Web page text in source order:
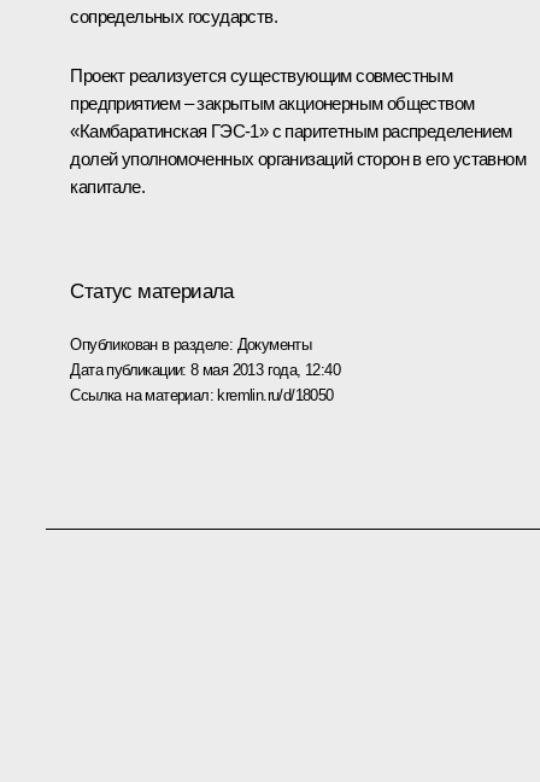
сопредельных государств.
Проект реализуется существующим совместным
предприятием – закрытым акционерным обществом
«Камбаратинская ГЭС-1» с паритетным распределением
долей уполномоченных организаций сторон в его уставном
капитале.
Статус материала
Опубликован в разделе: Документы
Дата публикации:8 мая 2013 года, 12:40
Ссылка на материал: kremlin.ru/d/18050